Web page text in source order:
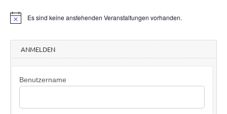
H
i
Es sind keine anstehenden Veranstaltungen vorhanden.
ANMELDEN
Benutzername